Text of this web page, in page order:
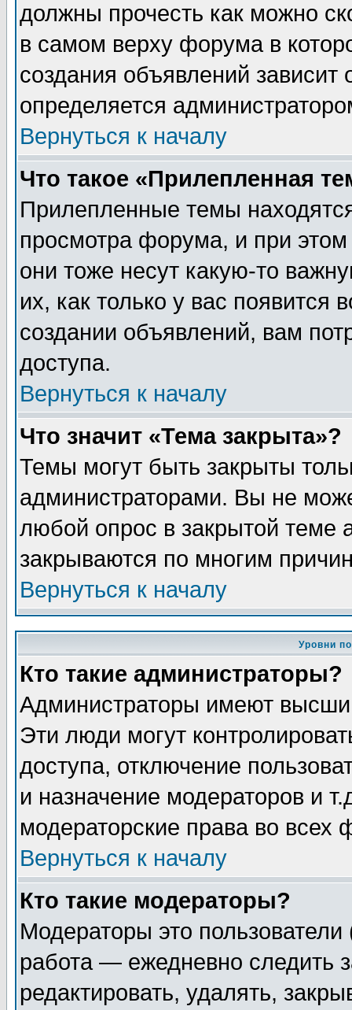
должны прочесть как можно
в самом верху форума в
создания объявлений зависит
определяется
Вернуться к началу
Что такое «Прилепленная
Прилепленные темы
просмотра форума, и при
они тоже несут какую-то
их, как только у вас появится
создании объявлений, вам
доступа.
Вернуться к началу
Что значит «Тема закрыта»?
Темы могут быть закрыты
администраторами. Вы не
любой опрос в закрытой теме
закрываются по многим
Вернуться к началу
Уровни
Кто такие администраторы?
Администраторы имеют
Эти люди могут
доступа, отключение
и назначение модераторов и
модераторские права во всех
Вернуться к началу
Кто такие модераторы?
Модераторы это
работа — ежедневно следить
редактировать, удалять,